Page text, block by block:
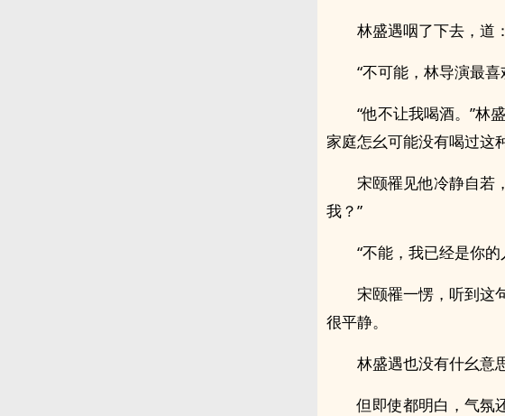
林盛遇咽了下去，道
“不可能，林导演最
“他不让我喝酒。”林
家庭怎幺可能没有喝过这
宋颐罹见他冷静自若
我？”
“不能，我已经是你的
宋颐罹一愣，听到这
很平静。
林盛遇也没有什幺意
但即使都明白，气氛